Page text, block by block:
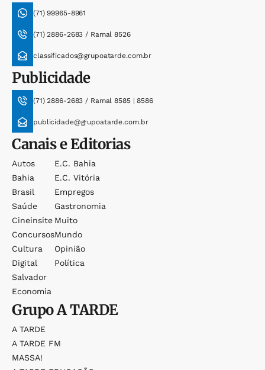
(71) 99965-8961
(71) 2886-2683 / Ramal 8526
classificados@grupoatarde.com.br
Publicidade
(71) 2886-2683 / Ramal 8585 | 8586
publicidade@grupoatarde.com.br
Canais e Editorias
Autos
Bahia
Brasil
Saúde
Cineinsite
Concursos
Cultura
Digital
Salvador
Economia
E.c. Bahia
E.c. Vitória
Empregos
Gastronomia
Muito
Mundo
Opinião
Política
GrupoA TARDE
A TARDE
A TARDE FM
MASSA!